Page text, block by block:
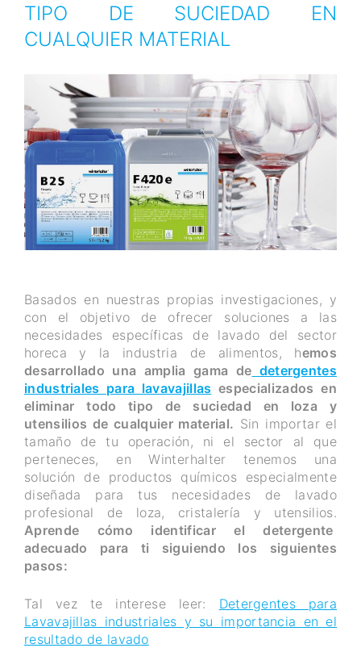
TIPO DE SUCIEDAD EN
CUALQUIER MATERIAL
Basados en nuestras propias investigaciones, y
con el objetivo de ofrecer soluciones a las
necesidades específicas de lavado del sector
horeca y la industria de alimentos, hemos
desarrollado una amplia gama de detergentes
industriales para lavavajillas especializados en
eliminar todo tipo de suciedad en loza y
utensilios de cualquier material. Sin importar el
tamaño de tu operación, ni el sector al que
perteneces, en Winterhalter tenemos una
solución de productos químicos especialmente
diseñada para tus necesidades de lavado
profesional de loza, cristalería y utensilios.
Aprende cómo identificar el detergente
adecuado para ti siguiendo los siguientes
pasos:
Tal vez te interese leer: Detergentes para
Lavavajillas industriales y su importancia en el
resultado de lavado